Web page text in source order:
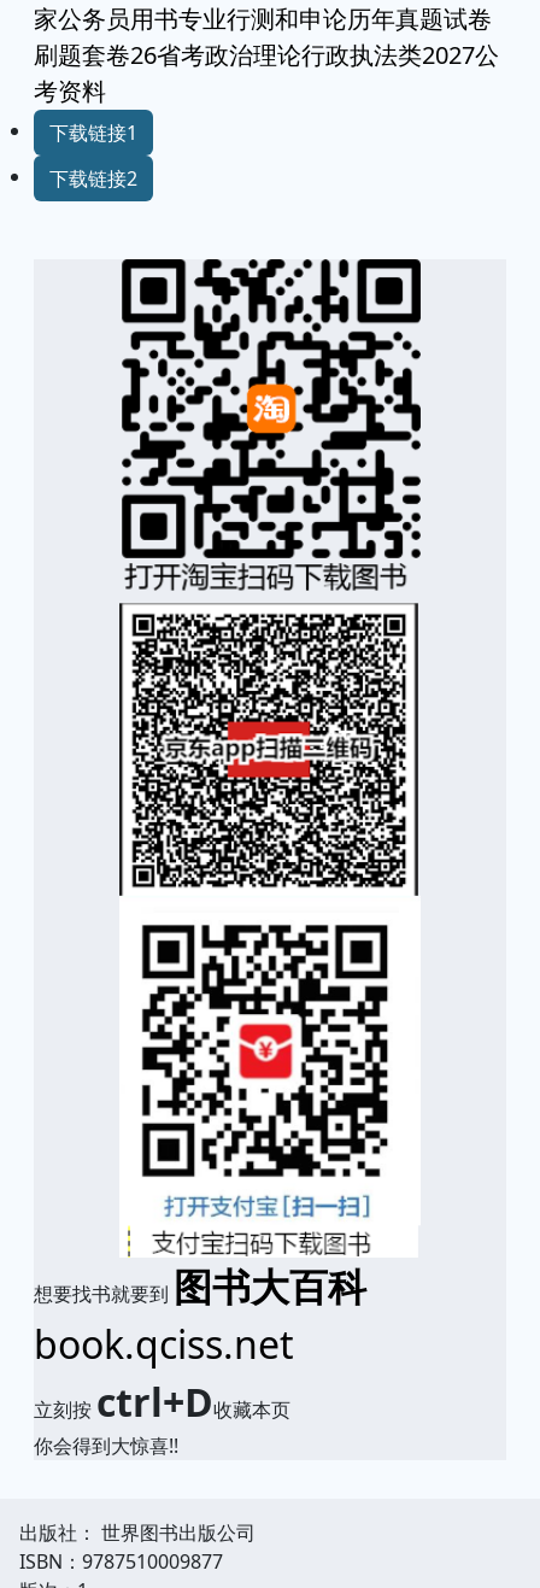
家公务员用书专业行测和申论历年真题试卷
刷题套卷26省考政治理论行政执法类2027公
考资料
下载链接1
下载链接2
想要找书就要到 图书大百科
book.qciss.net
立刻按 ctrl+D收藏本页
你会得到大惊喜!!
出版社： 世界图书出版公司
ISBN：9787510009877